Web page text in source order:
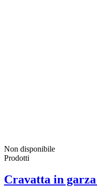
Non disponibile
Prodotti
Cravatta in